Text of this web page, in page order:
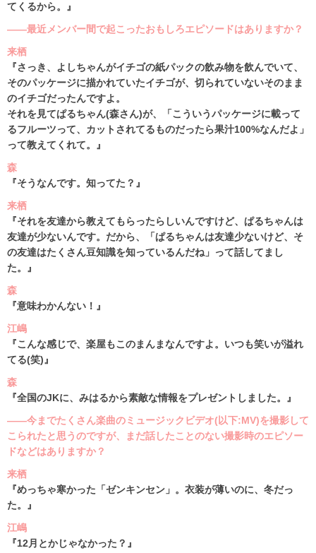
てくるから。』
――最近メンバー間で起こったおもしろエピソードはありますか？
来栖
『さっき、よしちゃんがイチゴの紙パックの飲み物を飲んでいて、
そのパッケージに描かれていたイチゴが、切られていないそのまま
のイチゴだったんですよ。
それを見てぱるちゃん(森さん)が、「こういうパッケージに載って
るフルーツって、カットされてるものだったら果汁100%なんだよ」
って教えてくれて。』
森
『そうなんです。知ってた？』
来栖
『それを友達から教えてもらったらしいんですけど、ぱるちゃんは
友達が少ないんです。だから、「ぱるちゃんは友達少ないけど、そ
の友達はたくさん豆知識を知っているんだね」って話してまし
た。』
森
『意味わかんない！』
江嶋
『こんな感じで、楽屋もこのまんまなんですよ。いつも笑いが溢れ
てる(笑)』
森
『全国のJKに、みはるから素敵な情報をプレゼントしました。』
――今までたくさん楽曲のミュージックビデオ(以下:MV)を撮影して
こられたと思うのですが、まだ話したことのない撮影時のエピソー
ドなどはありますか？
来栖
『めっちゃ寒かった「ゼンキンセン」。衣装が薄いのに、冬だっ
た。』
江嶋
『12月とかじゃなかった？』